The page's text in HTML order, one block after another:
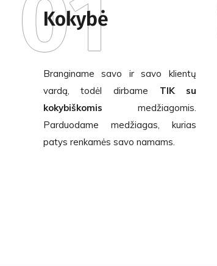
Kokybė
Branginame savo ir savo klientų
vardą, todėl dirbame TIK
su
kokybiškomis medžiagomis.
Parduodame medžiagas, kurias
patys renkamės savo namams.